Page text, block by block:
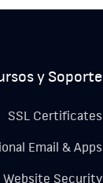
y Soporte
SSL Certificates
Email & Apps
Website Security